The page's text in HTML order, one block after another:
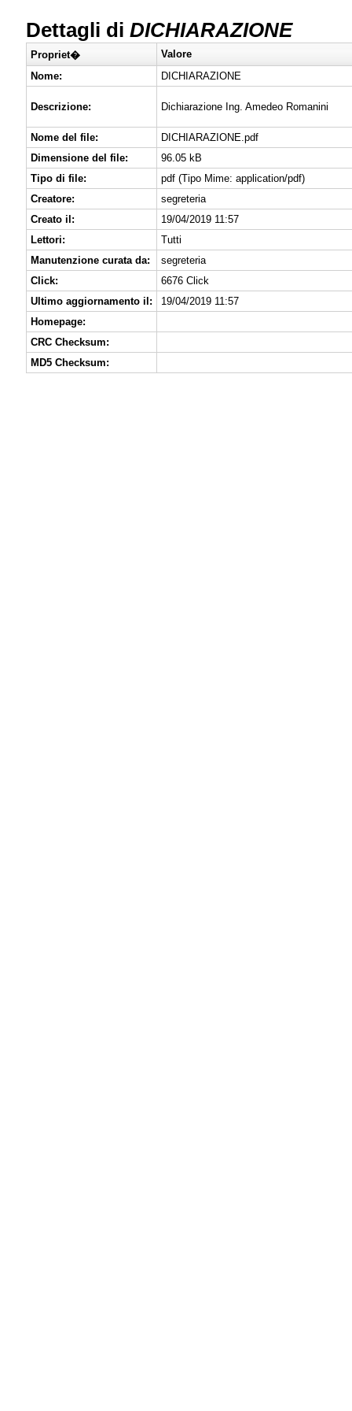
Dettagli di DICHIARAZIONE
Propriet�
Valore
Nome:
DICHIARAZIONE
Descrizione: Dichiarazione Ing. Amedeo Romanini
Nome del file:
DICHIARAZIONE.pdf
Dimensione del file:
96.05 kB
Tipo di file:
pdf (Tipo Mime: application/pdf)
Creatore:
segreteria
Creato il:
19/04/2019 11:57
Lettori:
Tutti
Manutenzione curata da:
segreteria
Click:
6676 Click
Ultimo aggiornamento il:
19/04/2019 11:57
Homepage:
CRC Checksum:
MD5 Checksum: